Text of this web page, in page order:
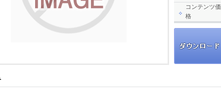
コンテンツ価
格